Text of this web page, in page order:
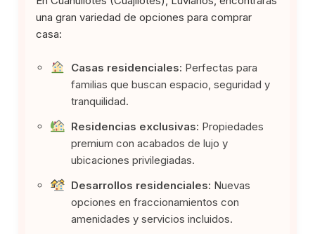
una gran variedad de opciones para comprar
casa:
Casas residenciales: Perfectas para
familias que buscan espacio, seguridad y
tranquilidad.
Residencias exclusivas: Propiedades
premium con acabados de lujo y
ubicaciones privilegiadas.
Desarrollos residenciales: Nuevas
opciones en fraccionamientos con
amenidades y servicios incluidos.